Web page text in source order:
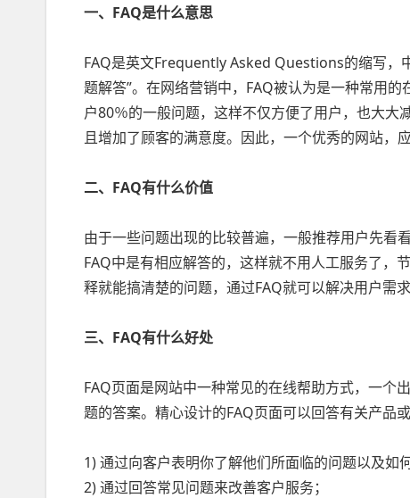
一、FAQ是什么意思
FAQ是英文Frequently Asked Questions的缩写，
题解答”。在网络营销中，FAQ被认为是一种常用
户80％的一般问题，这样不仅方便了用户，也大
且增加了顾客的满意度。因此，一个优秀的网站，
二、FAQ有什么价值
由于一些问题出现的比较普遍，一般推荐用户先看
FAQ中是有相应解答的，这样就不用人工服务了，
释就能搞清楚的问题，通过FAQ就可以解决用户需
三、FAQ有什么好处
FAQ页面是网站中一种常见的在线帮助方式，一个
题的答案。精心设计的FAQ页面可以回答有关产品
1) 通过向客户表明你了解他们所面临的问题以及如
2) 通过回答常见问题来改善客户服务；